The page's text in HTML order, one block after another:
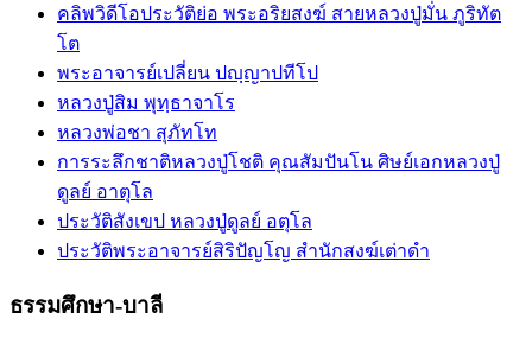
คลิพวิดีโอประวัติย่อ พระอริยสงฆ์ สายหลวงปู่มั่น ภูริทัต
โต
พระอาจารย์เปลี่ยน ปญฺญาปทีโป
หลวงปู่สิม พุทฺธาจาโร
หลวงพ่อชา สุภัทโท
การระลึกชาติหลวงปู่โชติ คุณสัมปันโน ศิษย์เอกหลวงปู่
ดูลย์ อาตุโล
ประวัติสังเขป หลวงปู่ดูลย์ อตุโล
ประวัติ​พระ​อาจารย์​สิริ​ปัญโญ​ สำนัก​สงฆ์​เต่าดำ​
ธรรมศึกษา-บาลี